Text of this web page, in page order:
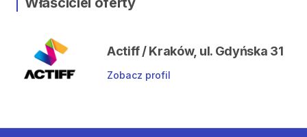
Actiff / Kraków, ul. Gdyńska 31
Zobacz profil